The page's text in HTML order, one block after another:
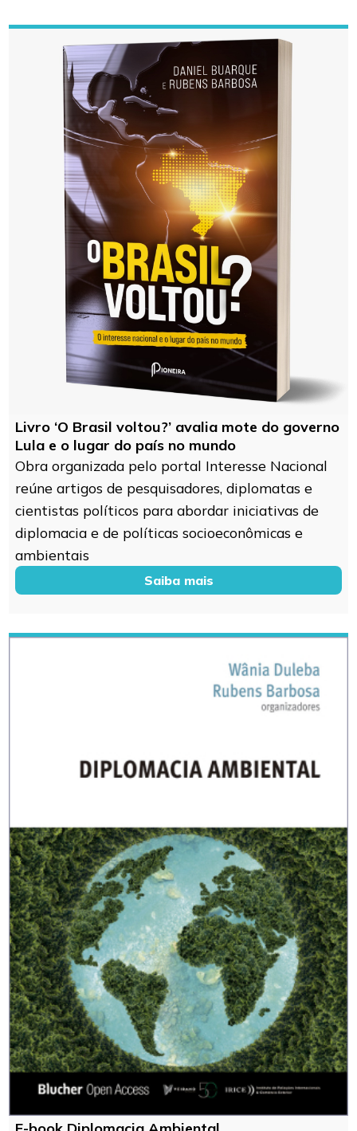
Livro ‘O Brasil voltou?’ avalia mote do governo
Lula e o lugar do país no mundo
Obra organizada pelo portal Interesse Nacional
reúne artigos de pesquisadores, diplomatas e
cientistas políticos para abordar iniciativas de
diplomacia e de políticas socioeconômicas e
ambientais
Saiba mais